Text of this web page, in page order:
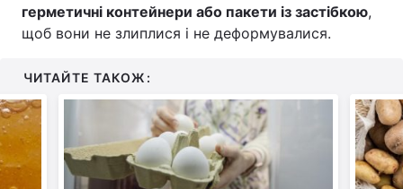
герметичні контейнери або пакети із застібкою,
щоб вони не злиплися і не деформувалися.
ЧИТАЙТЕ ТАКОЖ: